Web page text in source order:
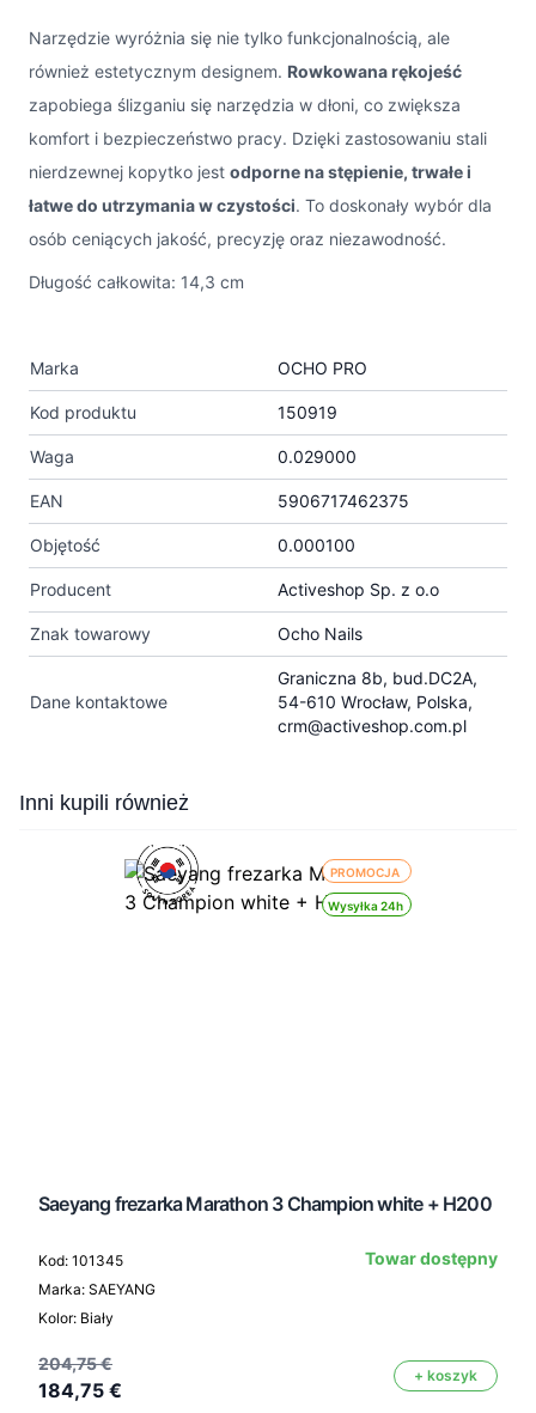
Narzędzie wyróżnia się nie tylko funkcjonalnością, ale
również estetycznym designem. Rowkowana rękojeść
zapobiega ślizganiu się narzędzia w dłoni, co zwiększa
komfort i bezpieczeństwo pracy. Dzięki zastosowaniu stali
nierdzewnej kopytko jest odporne na stępienie, trwałe i
łatwe do utrzymania w czystości. To doskonały wybór dla
osób ceniących jakość, precyzję oraz niezawodność.
Długość całkowita: 14,3 cm
Marka OCHO PRO
Kod produktu 150919
Waga 0.029000
EAN 5906717462375
Objętość 0.000100
Producent Activeshop Sp. z o.o
Znak towarowy Ocho Nails
Dane kontaktowe
Graniczna 8b, bud.DC2A,
54-610 Wrocław, Polska,
crm@activeshop.com.pl
Press to skip carousel
Inni kupili również
PROMOCJA
Wysyłka 24h
Saeyang frezarka Marathon 3 Champion white + H200
Kod: 101345
Marka: SAEYANG
Kolor: Biały
Towar dostępny
204,75 €
184,75 €
+ koszyk